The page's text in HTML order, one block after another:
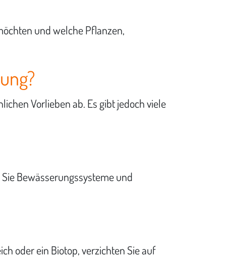
und welche Pflanzen,
Vorlieben ab. Es gibt jedoch viele
Bewässerungssysteme und
oder ein Biotop, verzichten Sie auf